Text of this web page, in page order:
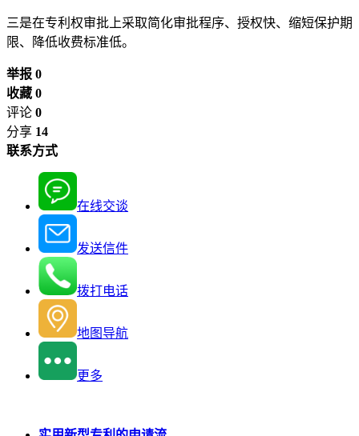
三是在专利权审批上采取简化审批程序、授权快、缩短保护期
限、降低收费标准低。
举报 0
收藏 0
评论 0
分享 14
联系方式
在线交谈
发送信件
拨打电话
地图导航
更多